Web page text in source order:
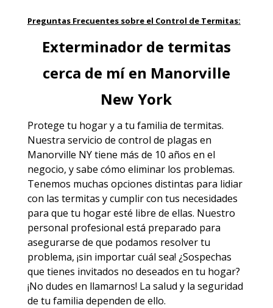
Preguntas Frecuentes sobre el Control de Termitas:
Exterminador de termitas
cerca de mí en Manorville
New York
Protege tu hogar y a tu familia de termitas.
Nuestra servicio de control de plagas en
Manorville NYtiene más de 10 años en el
negocio, y sabe cómo eliminar los problemas.
Tenemos muchas opciones distintas para lidiar
con las termitas y cumplir con tus necesidades
para que tu hogar esté libre de ellas. Nuestro
personal profesional está preparado para
asegurarse de que podamos resolver tu
problema, ¡sin importar cuál sea! ¿Sospechas
que tienes invitados no deseados en tu hogar?
¡No dudes en llamarnos! La salud y la seguridad
de tu familia dependen de ello.